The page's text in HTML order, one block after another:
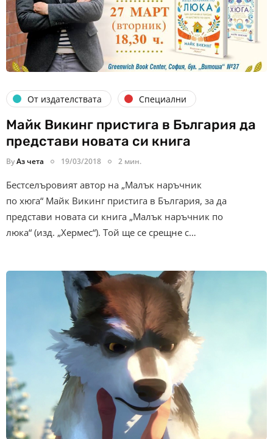
От издателствата Специални
Майк Викинг пристига в България да
представи новата си книга
ByАз чета 19/03/2018 2 мин.
Бестселъровият автор на „Малък наръчник
по хюга“ Майк Викинг пристига в България, за да
представи новата си книга „Малък наръчник по
люка“ (изд. „Хермес“). Той ще се срещне с…